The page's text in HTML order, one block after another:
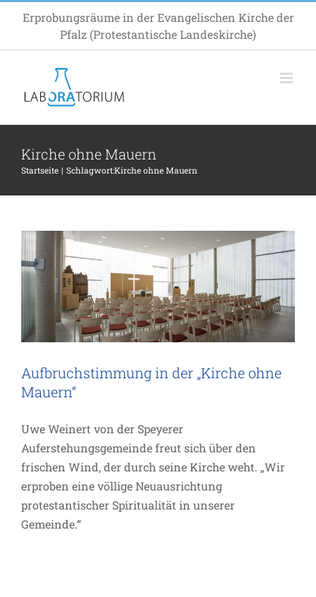
springen
Erprobungsräume in der Evangelischen Kirche der
Pfalz (Protestantische Landeskirche)
Kirche ohne Mauern
Startseite Schlagwort:Kirche ohne Mauern
Aufbruchstimmung in der „Kirche ohne
Mauern“
Aufbruchstimmung in der „Kirche ohne
Mauern“
Uwe Weinert von der Speyerer
Auferstehungsgemeinde freut sich über den
frischen Wind, der durch seine Kirche weht. „Wir
erproben eine völlige Neuausrichtung
protestantischer Spiritualität in unserer
Gemeinde.“